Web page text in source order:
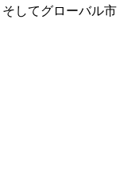
そしてグローバル市